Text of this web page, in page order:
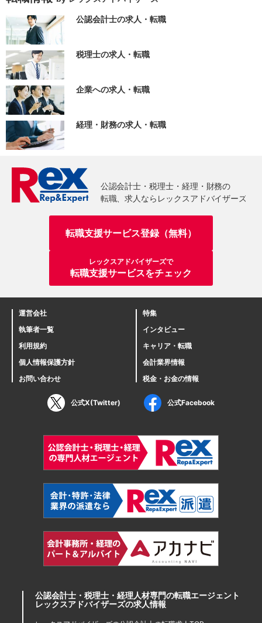
公認会計士の求人・転職
税理士の求人・転職
企業への求人・転職
経理・財務の求人・転職
転職支援サービス登録（無料）
レックスアドバイザーズで
転職支援サービスをチェック
運営会社
執筆者一覧
利用規約
個人情報保護方針
お問い合わせ
特集
インタビュー
キャリア・転職
会計業界情報
税金・お金の情報
公式X(Twitter) 公式Facebook
公認会計士・税理士・経理人材専門の転職エージェント
レックスアドバイザーズの求人情報